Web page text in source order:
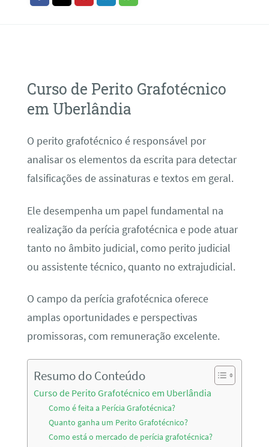
Curso de Perito Grafotécnico
em Uberlândia
O perito grafotécnico é responsável por
analisar os elementos da escrita para detectar
falsificações de assinaturas e textos em geral.
Ele desempenha um papel fundamental na
realização da perícia grafotécnica e pode atuar
tanto no âmbito judicial, como perito judicial
ou assistente técnico, quanto no extrajudicial.
O campo da perícia grafotécnica oferece
amplas oportunidades e perspectivas
promissoras, com remuneração excelente.
Resumo do Conteúdo
Curso de Perito Grafotécnico em Uberlândia
Como é feita a Perícia Grafotécnica?
Quanto ganha um Perito Grafotécnico?
Como está o mercado de perícia grafotécnica?